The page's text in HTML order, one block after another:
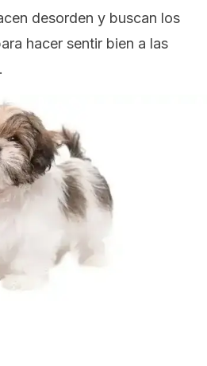
desorden y buscan los
hacer sentir bien a las